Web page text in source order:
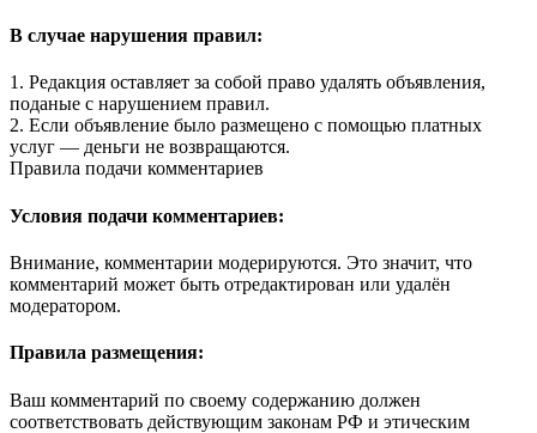
В случае нарушения правил:
1. Редакция оставляет за собой право удалять объявления,
поданые с нарушением правил.
2. Если объявление было размещено с помощью платных
услуг — деньги не возвращаются.
Правила подачи комментариев
Условия подачи комментариев:
Внимание, комментарии модерируются. Это значит, что
комментарий может быть отредактирован или удалён
модератором.
Правила размещения:
Ваш комментарий по своему содержанию должен
соответствовать действующим законам РФ и этическим